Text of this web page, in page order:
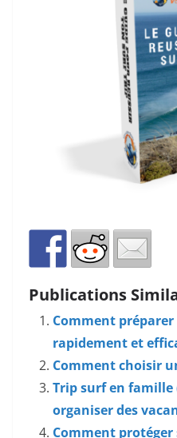
Publications
Comment préparer
rapidement et
Comment choisir
Trip surf en famille
organiser des
Comment protéger